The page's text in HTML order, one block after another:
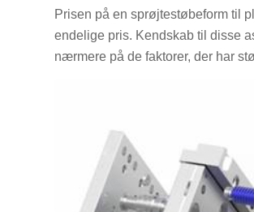
Prisen på en sprøjtestøbeform til
endelige pris. Kendskab til disse
nærmere på de faktorer, der har